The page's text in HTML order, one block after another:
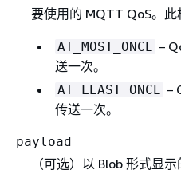
要使用的 MQTT QoS。此
AT_MOST_ONCE –
送一次。
AT_LEAST_ONCE –
传送一次。
payload
（可选）以 Blob 形式显示